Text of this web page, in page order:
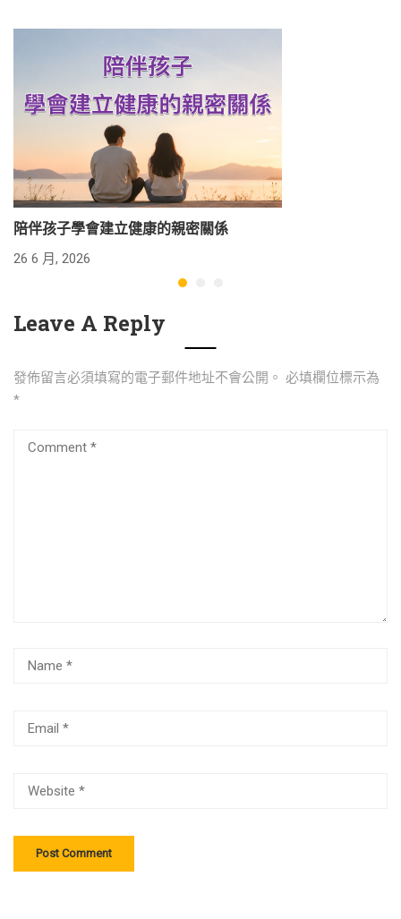
陪伴孩子學會建立健康的親密關係
26 6 月, 2026
Leave A Reply
發佈留言必須填寫的電子郵件地址不會公開。 必填欄位標示為
*